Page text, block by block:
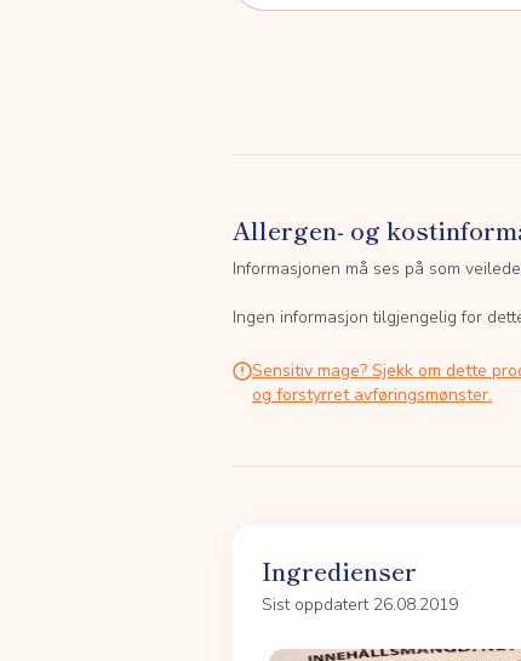
Allergen- og
Informasjonen må ses på som
Ingen informasjon tilgjengelig for
Sensitiv mage? Sjekk om dette
og forstyrret avføringsmønster.
Ingredienser
Sist oppdatert 26.08.2019